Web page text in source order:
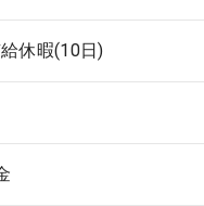
休暇(10日)